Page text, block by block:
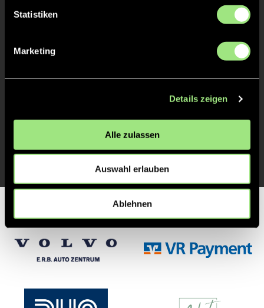
Statistiken
Marketing
Details zeigen
Alle zulassen
Auswahl erlauben
Ablehnen
11' TOR 0:1, FELDTOR